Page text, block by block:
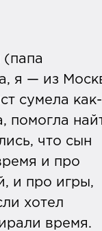
(папа
я — из
сумела
помогла
что сын
и про
и про игры,
хотел
время.